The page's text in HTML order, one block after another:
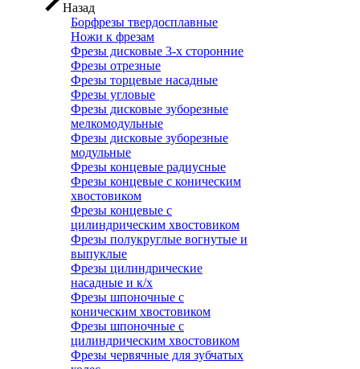
Назад
Борфрезы твердосплавные
Ножи к фрезам
Фрезы дисковые 3-х сторонние
Фрезы отрезные
Фрезы торцевые насадные
Фрезы угловые
Фрезы дисковые зуборезные
мелкомодульные
Фрезы дисковые зуборезные
модульные
Фрезы концевые радиусные
Фрезы концевые с коническим
хвостовиком
Фрезы концевые с
цилиндрическим хвостовиком
Фрезы полукруглые вогнутые и
выпуклые
Фрезы цилиндрические
насадные и к/х
Фрезы шпоночные с
коническим хвостовиком
Фрезы шпоночные с
цилиндрическим хвостовиком
Фрезы червячные для зубчатых